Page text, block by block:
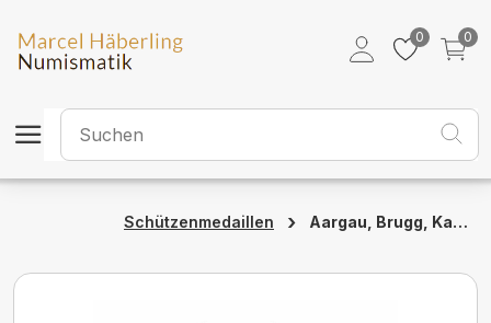
0
0
Schützenmedaillen › Aargau, Brugg, Kantonales Schützenfest, 1902, stgl, Gold, 28a